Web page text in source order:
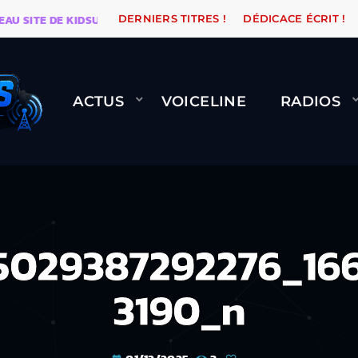
DE KIDSUNE WARÉTRO ORANGE ROAD QUI
DERNIERS TITRES ! DÉDICACE ÉCRIT !
ACTUS VOICELINE RADIOS
3190_n